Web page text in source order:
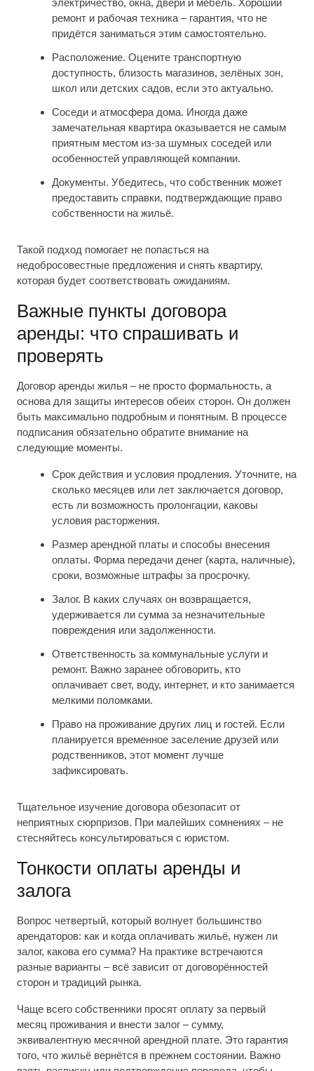
ремонт и рабочая техника – гарантия, что не
придётся заниматься этим самостоятельно.
Расположение. Оцените транспортную
доступность, близость магазинов, зелёных зон,
школ или детских садов, если это актуально.
Соседи и атмосфера дома. Иногда даже
замечательная квартира оказывается не самым
приятным местом из-за шумных соседей или
особенностей управляющей компании.
Документы. Убедитесь, что собственник может
предоставить справки, подтверждающие право
собственности на жильё.
Такой подход помогает не попасться на
недобросовестные предложения и снять квартиру,
которая будет соответствовать ожиданиям.
Важные пункты договора
аренды: что спрашивать и
проверять
Договор аренды жилья – не просто формальность, а
основа для защиты интересов обеих сторон. Он должен
быть максимально подробным и понятным. В процессе
подписания обязательно обратите внимание на
следующие моменты.
Срок действия и условия продления. Уточните, на
сколько месяцев или лет заключается договор,
есть ли возможность пролонгации, каковы
условия расторжения.
Размер арендной платы и способы внесения
оплаты. Форма передачи денег (карта, наличные),
сроки, возможные штрафы за просрочку.
Залог. В каких случаях он возвращается,
удерживается ли сумма за незначительные
повреждения или задолженности.
Ответственность за коммунальные услуги и
ремонт. Важно заранее обговорить, кто
оплачивает свет, воду, интернет, и кто занимается
мелкими поломками.
Право на проживание других лиц и гостей. Если
планируется временное заселение друзей или
родственников, этот момент лучше
зафиксировать.
Тщательное изучение договора обезопасит от
неприятных сюрпризов. При малейших сомнениях – не
стесняйтесь консультироваться с юристом.
Тонкости оплаты аренды и
залога
Вопрос четвертый, который волнует большинство
арендаторов: как и когда оплачивать жильё, нужен ли
залог, какова его сумма? На практике встречаются
разные варианты – всё зависит от договорённостей
сторон и традиций рынка.
Чаще всего собственники просят оплату за первый
месяц проживания и внести залог – сумму,
эквивалентную месячной арендной плате. Это гарантия
того, что жильё вернётся в прежнем состоянии. Важно